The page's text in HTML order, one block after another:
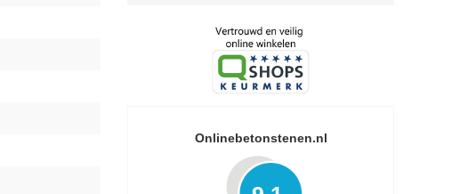
Onlinebetonstenen.nl